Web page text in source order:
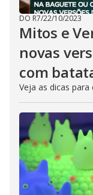
DO R7/22/10/2023
Mitos e
novas
com
Veja as dicas